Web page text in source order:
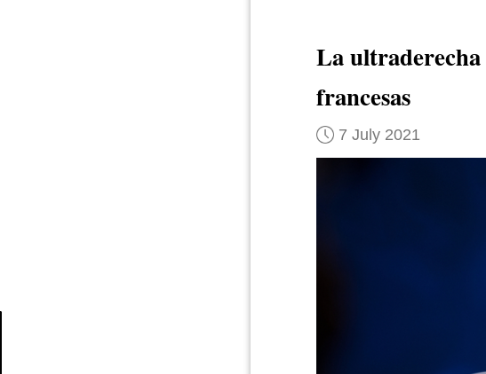
La ultraderecha
francesas
7 July 2021